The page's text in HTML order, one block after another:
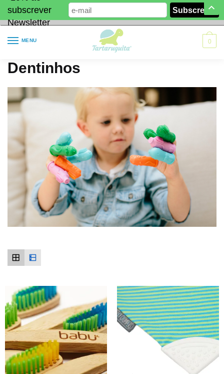
subscrever
Newsletter
MENU 0
Dentinhos